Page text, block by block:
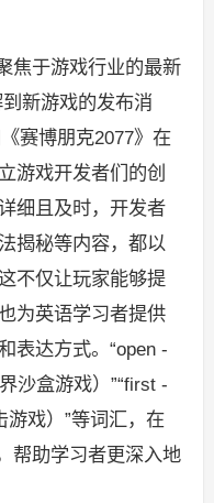
焦于游戏行业的最新
新游戏的发布消
赛博朋克2077》在
游戏开发者们的创
细且及时，开发者
揭秘等内容，都以
不仅让玩家能够提
为英语学习者提供
表达方式。“open -
沙盒游戏）”“first -
游戏）”等词汇，在
帮助学习者更深入地